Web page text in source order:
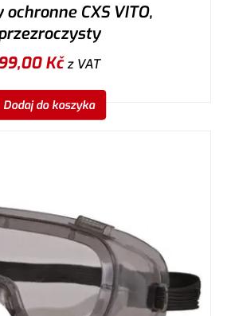
ochronne CXS VITO,
Kčz VAT
Dodaj do koszyka